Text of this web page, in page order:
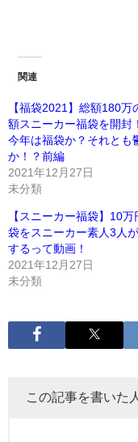
関連
【福袋2021】総額180万
額スニーカー福袋を開封
今年は福袋か？それとも
か！？前編
2021年12月27日
未分類
【スニーカー福袋】10万
袋をスニーカー素人3人
するって動画！
2021年12月27日
未分類
この記事を書いた人